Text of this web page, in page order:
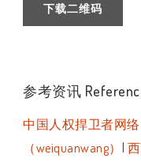
下载二维码
参考资讯
中国人权捍卫者网络
（weiquanwang） |